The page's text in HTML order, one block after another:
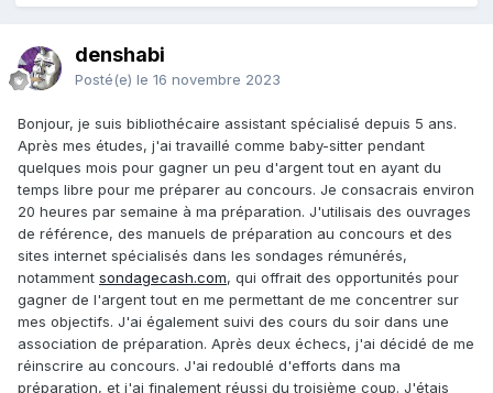
denshabi
Posté(e) le 16 novembre 2023
Bonjour, je suis bibliothécaire assistant spécialisé depuis 5 ans.
Après mes études, j'ai travaillé comme baby-sitter pendant
quelques mois pour gagner un peu d'argent tout en ayant du
temps libre pour me préparer au concours. Je consacrais environ
20 heures par semaine à ma préparation. J'utilisais des ouvrages
de référence, des manuels de préparation au concours et des
sites internet spécialisés dans les sondages rémunérés,
notamment sondagecash.com, qui offrait des opportunités pour
gagner de l'argent tout en me permettant de me concentrer sur
mes objectifs. J'ai également suivi des cours du soir dans une
association de préparation. Après deux échecs, j'ai décidé de me
réinscrire au concours. J'ai redoublé d'efforts dans ma
préparation, et j'ai finalement réussi du troisième coup. J'étais